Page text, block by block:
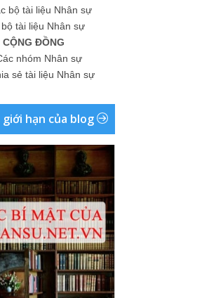
bộ tài liệu Nhân sự
tài liệu Nhân sự
ĐỒNG
nhóm Nhân sự
sẻ tài liệu Nhân sự
hạn của blog